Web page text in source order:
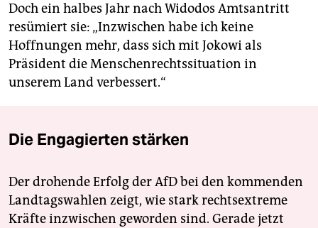
Doch ein halbes Jahr nach Widodos Amtsantritt
resümiert sie: „Inzwischen habe ich keine
Hoffnungen mehr, dass sich mit Jokowi als
Präsident die Menschenrechtssituation in
unserem Land verbessert.“
Die Engagierten stärken
Der drohende Erfolg der AfD bei den kommenden
Landtagswahlen zeigt, wie stark rechtsextreme
Kräfte inzwischen geworden sind. Gerade jetzt